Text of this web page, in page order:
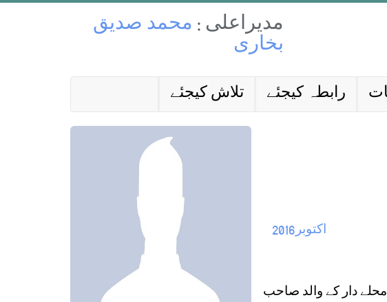
مدیراعلی : محمد صدیق
بخاری
تلاش کیجئے رابطہ کیجئے
اکتوبر2016
دار کے والد صاحب